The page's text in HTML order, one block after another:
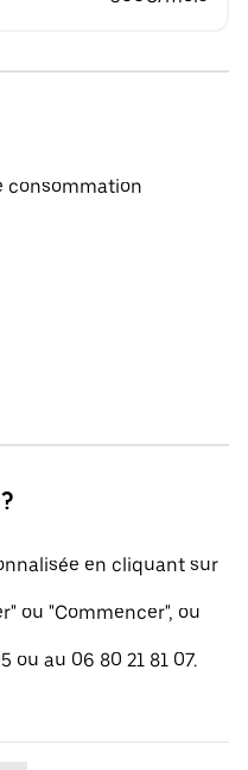
consommation
en cliquant sur
ou "Commencer", ou
ou au 06 80 21 81 07.